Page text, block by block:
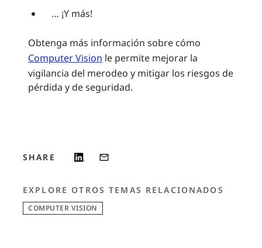
… ¡Y más!
Obtenga más información sobre cómo
Computer Vision le permite mejorar la
vigilancia del merodeo y mitigar los riesgos de
pérdida y de seguridad.
SHARE
EXPLORE OTROS TEMAS RELACIONADOS
COMPUTER VISION